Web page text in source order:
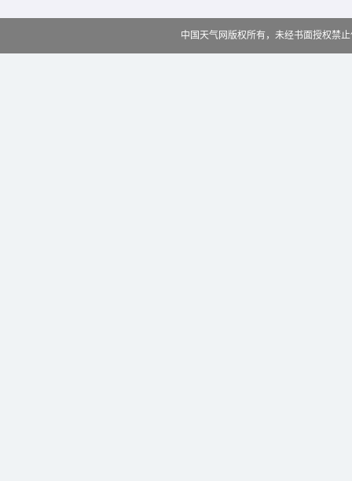
中国天气网版权所有，未经书面授权